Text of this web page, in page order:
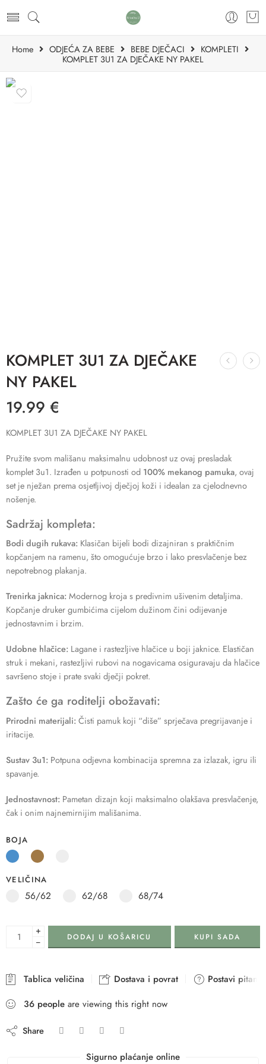
Home ODJEĆA ZA BEBE BEBE DJEČACI
KOMPLETI
KOMPLET 3U1 ZA DJEČAKE NY PAKEL
KOMPLET 3U1 ZA DJEČAKE
NY PAKEL
19.99 €
KOMPLET 3U1 ZA DJEČAKE NY PAKEL
Pružite svom mališanu maksimalnu udobnost uz ovaj presladak
komplet 3u1. Izrađen u potpunosti od 100% mekanog pamuka, ovaj
set je nježan prema osjetljivoj dječjoj koži i idealan za cjelodnevno
nošenje.
Sadržaj kompleta:
Bodi dugih rukava: Klasičan bijeli bodi dizajniran s praktičnim
kopčanjem na ramenu, što omogućuje brzo i lako presvlačenje bez
nepotrebnog plakanja.
Trenirka jaknica:Modernog kroja s predivnim ušivenim detaljima.
Kopčanje druker gumbićima cijelom dužinom čini odijevanje
jednostavnim i brzim.
Udobne hlačice: Lagane i rastezljive hlačice u boji jaknice. Elastičan
struk i mekani, rastezljivi rubovi na nogavicama osiguravaju da hlačice
savršeno stoje i prate svaki dječji pokret.
Zašto će ga roditelji obožavati:
Prirodni materijali:Čisti pamuk koji “diše” sprječava pregrijavanje i
iritacije.
Sustav 3u1: Potpuna odjevna kombinacija spremna za izlazak, igru ili
spavanje.
Jednostavnost: Pametan dizajn koji maksimalno olakšava presvlačenje,
čak i onim najnemirnijim mališanima.
BOJA
VELIČINA
56/62 62/68 68/74
+
−
DODAJ U KOŠARICU KUPI SADA
Tablica veličina Dostava i povrat
Postavi pitanje
36 people are viewing this right now
Share
Sigurno plaćanje online